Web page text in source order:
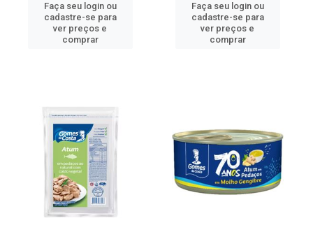
Faça seu login ou
cadastre-se para
ver preços e
comprar
Faça seu login ou
cadastre-se para
ver preços e
comprar